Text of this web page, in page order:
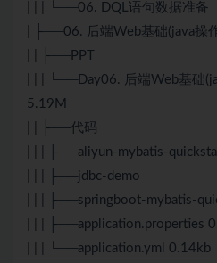
| | | └──06. DQL语句数据准备
| ├──06. 后端Web基础(java操
| | ├──PPT
| | | └──Day06. 后端Web基础
5.19M
| | ├──代码
| | | ├──aliyun-mybatis-
| | | ├──jdbc-demo
| | | ├──springboot-mybatis-
| | | ├──application.properties
| | | └──application.yml 0.14kb